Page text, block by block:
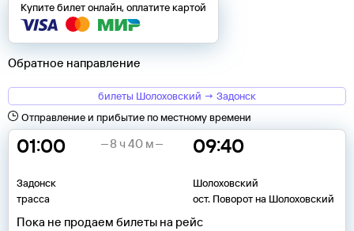
Купите билет онлайн, оплатите картой
Обратное направление
билеты Шолоховский → Задонск
Отправление и прибытие по местному времени
01:00
Задонск
трасса
09:40
Шолоховский
ост. Поворот на Шолоховский
8 ч 40 м
Пока не продаем билеты на рейс